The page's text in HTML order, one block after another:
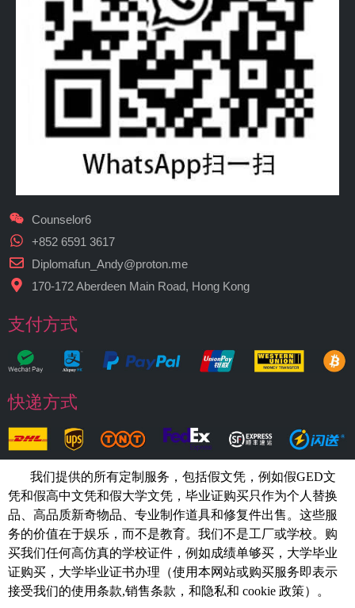
Counselor6
+852 6591 3617
Diplomafun_Andy@proton.me
170-172 Aberdeen Main Road, Hong Kong
支付方式
快递方式
我们提供的所有定制服务，包括假文凭，例如假GED文
凭和假高中文凭和假大学文凭， 毕业证购买只作为个人替换
品、高品质新奇物品、专业制作道具和修复件出售。这些服
务的价值在于娱乐，而不是教育。我们不是工厂或学校。购
买我们任何高仿真的学校证件，例如成绩单够买 ，大学毕业
证购买，大学毕业证书办理（使用本网站或购买服务即表示
接受我们的使用条款,销售条款，和隐私和 cookie 政策）。